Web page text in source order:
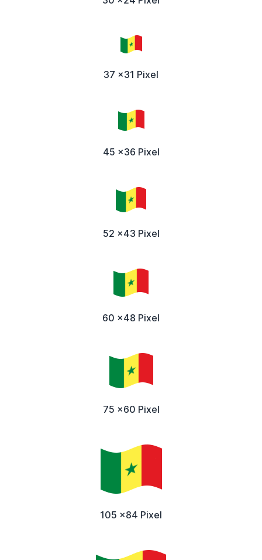
37 x31 Pixel
45 x36 Pixel
52 x43 Pixel
60 x48 Pixel
75 x60 Pixel
105 x84 Pixel